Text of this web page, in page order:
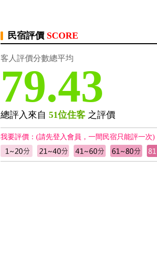
民宿評價 SCORE
客人評價分數總平均
79.43
總評入來自 51位住客 之評價
我要評價：(請先登入會員，一間民宿只能評一次)